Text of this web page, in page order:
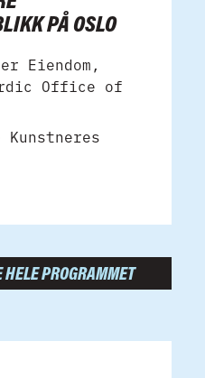
PÅ OSLO
Eiendom,
Office of
Kunstneres
HELE PROGRAMMET